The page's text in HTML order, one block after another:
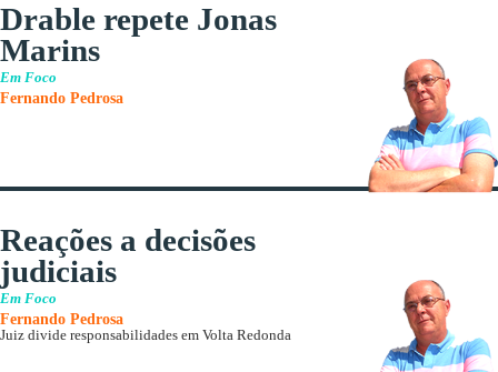
Drable repete Jonas
Marins
Em Foco
Fernando Pedrosa
Reações a decisões
judiciais
Em Foco
Fernando Pedrosa
Juiz divide responsabilidades em Volta Redonda